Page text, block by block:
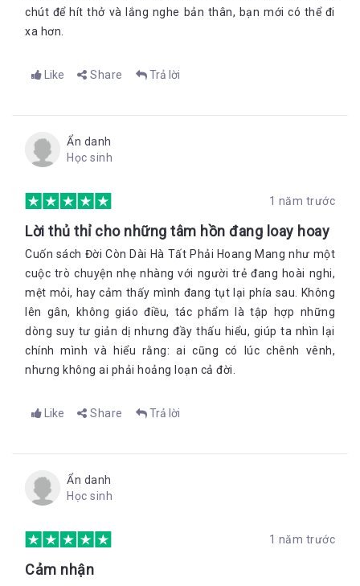
chút để hít thở và lắng nghe bản thân, bạn mới có thể đi
xa hơn.
Like Share Trả lời
Ẩn danh
Học sinh
1 năm trước
Lời thủ thỉ cho những tâm hồn đang loay hoay
Cuốn sách Đời Còn Dài Hà Tất Phải Hoang Mang như một
cuộc trò chuyện nhẹ nhàng với người trẻ đang hoài nghi,
mệt mỏi, hay cảm thấy mình đang tụt lại phía sau. Không
lên gân, không giáo điều, tác phẩm là tập hợp những
dòng suy tư giản dị nhưng đầy thấu hiểu, giúp ta nhìn lại
chính mình và hiểu rằng: ai cũng có lúc chênh vênh,
nhưng không ai phải hoảng loạn cả đời.
Like Share Trả lời
Ẩn danh
Học sinh
1 năm trước
Cảm nhận